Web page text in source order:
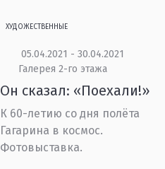
ХУДОЖЕСТВЕННЫЕ
05.04.2021 - 30.04.2021
Галерея 2-го этажа
Он сказал: «Поехали!»
К 60-летию со дня полёта
Гагарина в космос.
Фотовыставка.